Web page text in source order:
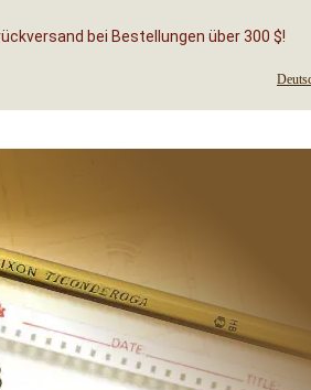
bei Bestellungen über 300 $!